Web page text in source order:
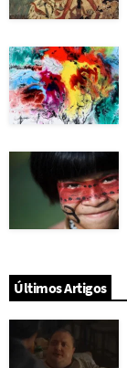
Últimos Artigos